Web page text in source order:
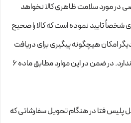
در مورد سلامت ظاهری کالا نخواهد
شخصاً تایید نموده است که کالا را صحیح
امکان هیچگونه پیگیری برای دریافت
خسارت توسط مشتری وجود ندارد. در ضمن در این موارد مطابق ماده ۶
پلیس فتا در هنگام تحویل سفارشاتی که